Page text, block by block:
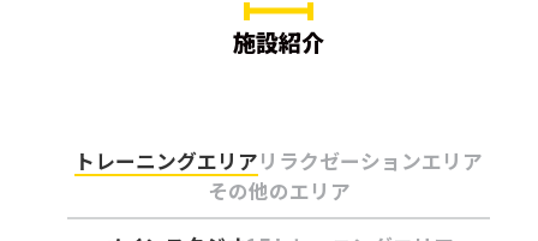
施設紹介
トレーニングエリアリラクゼーションエリア
その他のエリア